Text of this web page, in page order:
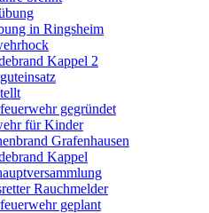
in Ringsheim
Kappel 2
gegründet
für Kinder
Grafenhausen
Kappel
Rauchmelder
geplant